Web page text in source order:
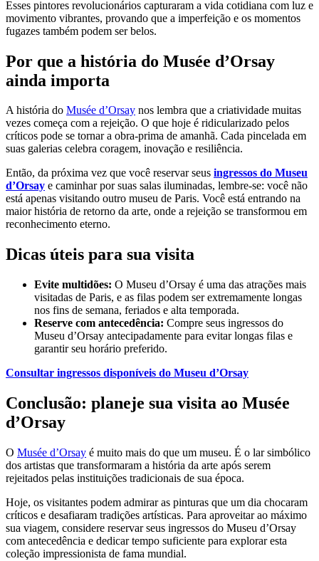
Esses pintores revolucionários capturaram a vida cotidiana com luz e
movimento vibrantes, provando que a imperfeição e os momentos
fugazes também podem ser belos.
Por que a história do Musée d’Orsay
ainda importa
A história do Musée d’Orsay nos lembra que a criatividade muitas
vezes começa com a rejeição. O que hoje é ridicularizado pelos
críticos pode se tornar a obra-prima de amanhã. Cada pincelada em
suas galerias celebra coragem, inovação e resiliência.
Então, da próxima vez que você reservar seus ingressos do Museu
d’Orsay e caminhar por suas salas iluminadas, lembre-se: você não
está apenas visitando outro museu de Paris. Você está entrando na
maior história de retorno da arte, onde a rejeição se transformou em
reconhecimento eterno.
Dicas úteis para sua visita
Evite multidões: O Museu d’Orsay é uma das atrações mais
visitadas de Paris, e as filas podem ser extremamente longas
nos fins de semana, feriados e alta temporada.
Reserve com antecedência: Compre seus ingressos do
Museu d’Orsay antecipadamente para evitar longas filas e
garantir seu horário preferido.
Consultar ingressos disponíveis do Museu d’Orsay
Conclusão: planeje sua visita ao Musée
d’Orsay
O Musée d’Orsay é muito mais do que um museu. É o lar simbólico
dos artistas que transformaram a história da arte após serem
rejeitados pelas instituições tradicionais de sua época.
Hoje, os visitantes podem admirar as pinturas que um dia chocaram
críticos e desafiaram tradições artísticas. Para aproveitar ao máximo
sua viagem, considere reservar seus ingressos do Museu d’Orsay
com antecedência e dedicar tempo suficiente para explorar esta
coleção impressionista de fama mundial.